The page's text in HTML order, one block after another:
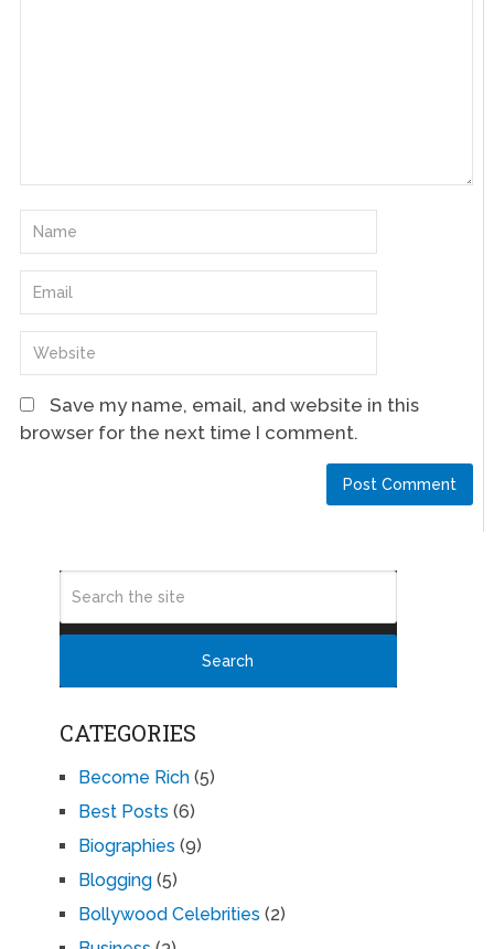
Save my name, email, and website in this
browser for the next time I comment.
CATEGORIES
Become Rich(5)
Best Posts (6)
Biographies (9)
Blogging(5)
Bollywood Celebrities (2)